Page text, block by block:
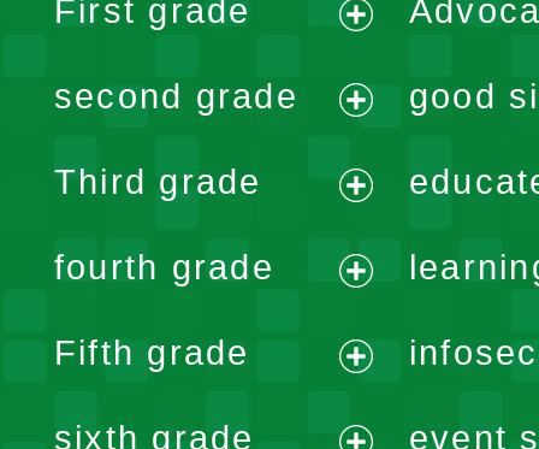
First grade
menu
second grade
menu
Third grade
menu
fourth grade
menu
Fifth grade
sixth grade
good
event